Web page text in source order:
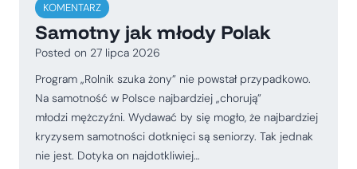
KOMENTARZ
Samotny jak młody Polak
Posted on 27 lipca 2026
Program „Rolnik szuka żony” nie powstał przypadkowo.
Na samotność w Polsce najbardziej „chorują”
młodzi mężczyźni. Wydawać by się mogło, że najbardziej
kryzysem samotności dotknięci są seniorzy. Tak jednak
nie jest. Dotyka on najdotkliwiej…